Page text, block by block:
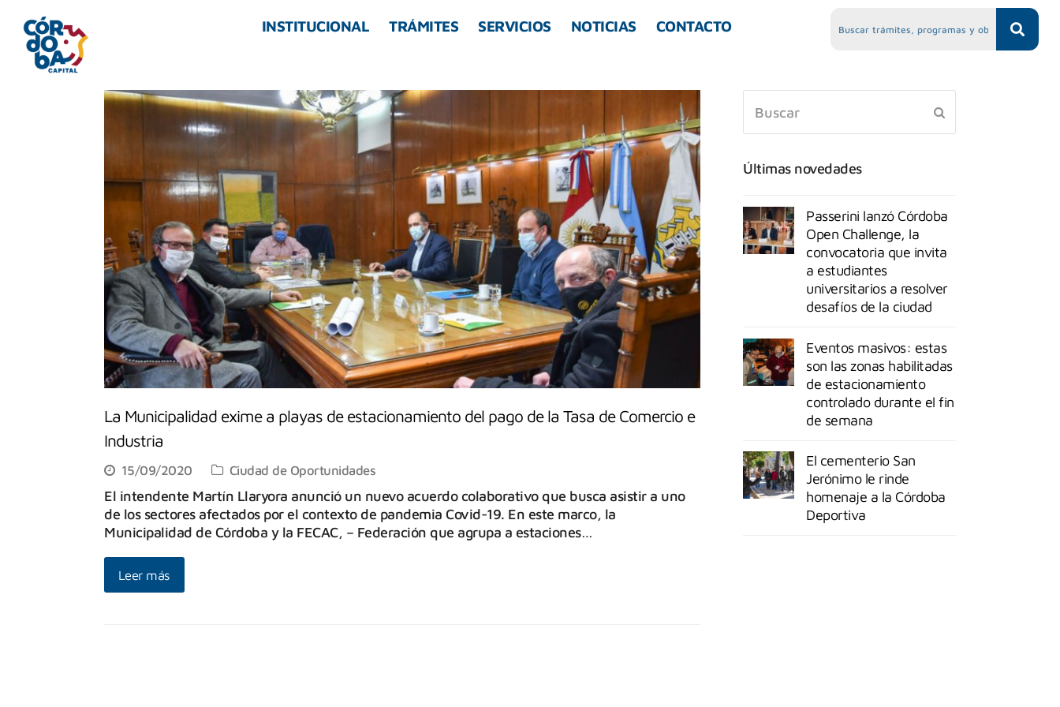
INSTITUCIONAL TRÁMITES SERVICIOS NOTICIAS CONTACTO
La Municipalidad exime a playas de estacionamiento del pago de la Tasa de Comercio e
Industria
15/09/2020 Ciudad de Oportunidades
El intendente Martín Llaryora anunció un nuevo acuerdo colaborativo que busca asistir a uno
de los sectores afectados por el contexto de pandemia Covid-19. En este marco, la
Municipalidad de Córdoba y la FECAC, – Federación que agrupa a estaciones…
Leer más
Últimas novedades
Passerini lanzó Córdoba
Open Challenge, la
convocatoria que invita
a estudiantes
universitarios a resolver
desafíos de la ciudad
Eventos masivos: estas
son las zonas habilitadas
de estacionamiento
controlado durante el fin
de semana
El cementerio San
Jerónimo le rinde
homenaje a la Córdoba
Deportiva